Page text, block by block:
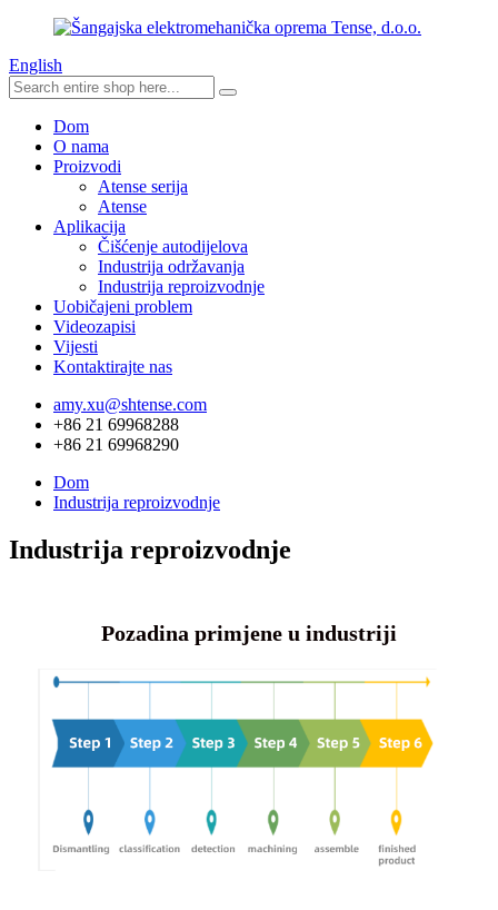
English
Dom
O nama
Proizvodi
Atense serija
Atense
Aplikacija
Čišćenje autodijelova
Industrija održavanja
Industrija reproizvodnje
Uobičajeni problem
Videozapisi
Vijesti
Kontaktirajte nas
amy.xu@shtense.com
+86 21 69968288
+86 21 69968290
Dom
Industrija reproizvodnje
Industrija reproizvodnje
Pozadina primjene u industriji